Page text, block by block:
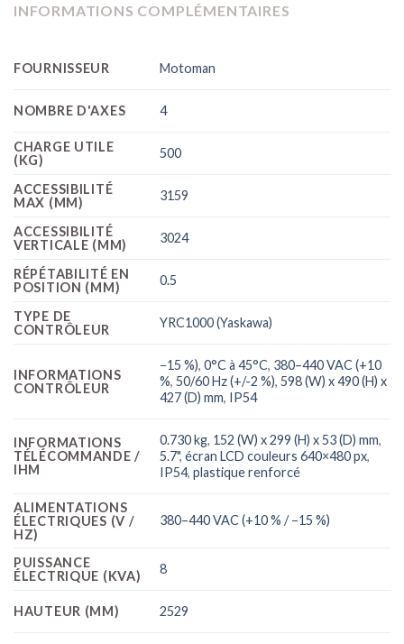
INFORMATIONS COMPLÉMENTAIRES
FOURNISSEUR Motoman
NOMBRE D'AXES 4
CHARGE UTILE
(KG)
500
ACCESSIBILITÉ
MAX (MM)
3159
ACCESSIBILITÉ
VERTICALE (MM)
3024
RÉPÉTABILITÉ EN
POSITION (MM)
0.5
TYPE DE
CONTRÔLEUR
YRC1000 (Yaskawa)
INFORMATIONS
CONTRÔLEUR
−15 %),0°C à 45°C, 380–440 VAC (+10
%,50/60 Hz (+/-2 %),598 (W) x 490 (H) x
427 (D) mm, IP54
INFORMATIONS
TÉLÉCOMMANDE /
IHM
0.730 kg, 152 (W) x 299 (H) x 53 (D) mm,
5.7",écran LCD couleurs 640×480 px,
IP54,plastique renforcé
ALIMENTATIONS
ÉLECTRIQUES (V /
HZ)
380–440 VAC (+10 % / −15 %)
PUISSANCE
ÉLECTRIQUE (KVA)
8
HAUTEUR (MM) 2529